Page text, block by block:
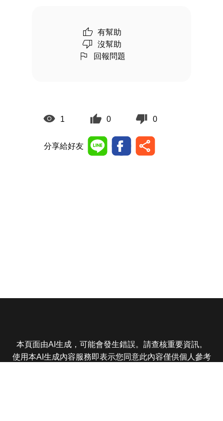
有幫助
沒幫助
回報問題
1 0 0
分享給好友
本頁面由AI生成，可能會發生錯誤。請查核重要資訊。
使用本AI生成內容服務即表示您同意此內容僅供個人參考